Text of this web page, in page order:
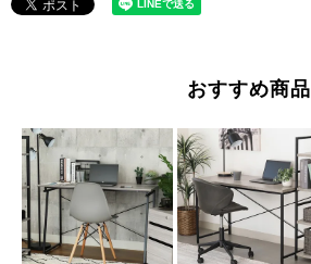
おすすめ商品